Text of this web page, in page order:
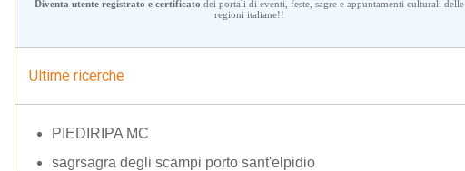
Diventa utente registrato e certificato dei portali di eventi, feste, sagre e appuntamenti culturali delle
regioni italiane!!
Ultime ricerche
PIEDIRIPA MC
sagrsagra degli scampi porto sant'elpidio